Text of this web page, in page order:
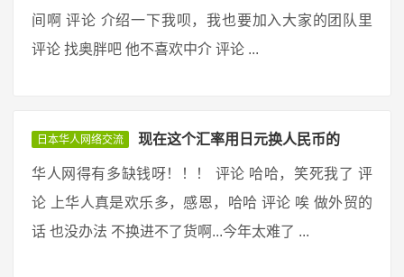
间啊 评论 介绍一下我呗，我也要加入大家的团队里
评论 找奥胖吧 他不喜欢中介 评论 ...
日本华人网络交流 现在这个汇率用日元换人民币的
华人网得有多缺钱呀！！！ 评论 哈哈，笑死我了 评
论 上华人真是欢乐多，感恩，哈哈 评论 唉 做外贸的
话 也没办法 不换进不了货啊...今年太难了 ...